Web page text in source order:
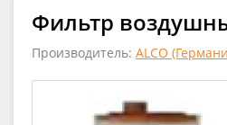
Фильтр
Производитель: ALCO